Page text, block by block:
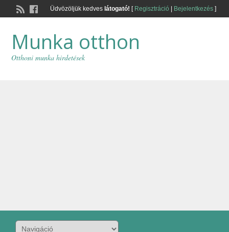
Üdvözöljük kedves látogató! [ Regisztráció Bejelentkezés]
Munka otthon
Otthoni munka hirdetések